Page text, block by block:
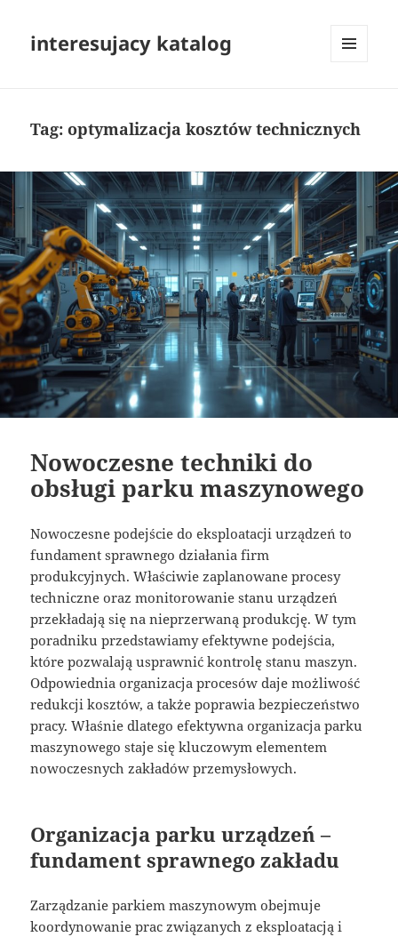
interesujacy katalog
Tag:optymalizacja kosztów technicznych
Nowoczesne techniki do
obsługi parku maszynowego
Nowoczesne podejście do eksploatacji urządzeń to
fundament sprawnego działania firm
produkcyjnych. Właściwie zaplanowane procesy
techniczne oraz monitorowanie stanu urządzeń
przekładają się na nieprzerwaną produkcję. W tym
poradniku przedstawiamy efektywne podejścia,
które pozwalają usprawnić kontrolę stanu maszyn.
Odpowiednia organizacja procesów daje możliwość
redukcji kosztów, a także poprawia bezpieczeństwo
pracy. Właśnie dlatego efektywna organizacja parku
maszynowego staje się kluczowym elementem
nowoczesnych zakładów przemysłowych.
Organizacja parku urządzeń –
fundament sprawnego zakładu
Zarządzanie parkiem maszynowym obejmuje
koordynowanie prac związanych z eksploatacją i